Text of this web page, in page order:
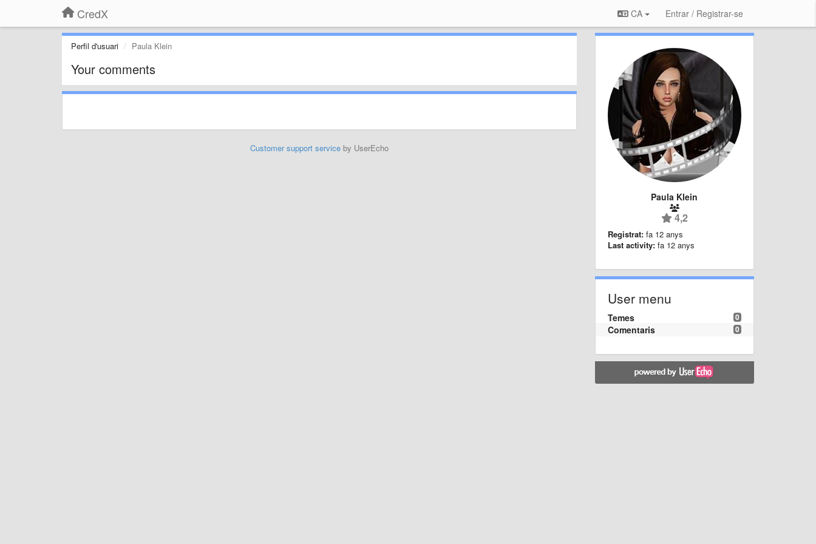
CredX CA Entrar / Registrar-se
Perfil d'usuari Paula Klein
Your comments
Customer support serviceby UserEcho
Paula Klein
4,2
Registrat: fa 12 anys
Last activity: fa 12 anys
User menu
0
Temes
0
Comentaris